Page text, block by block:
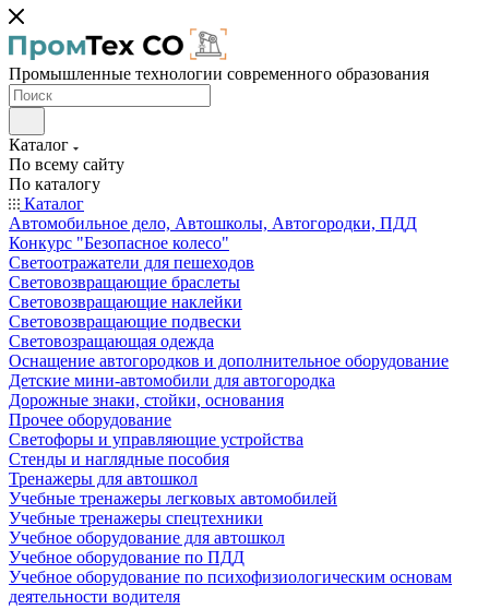
Промышленные технологии современного образования
Каталог
По всему сайту
По каталогу
Каталог
Автомобильное дело, Автошколы, Автогородки, ПДД
Конкурс "Безопасное колесо"
Светоотражатели для пешеходов
Световозвращающие браслеты
Световозвращающие наклейки
Световозвращающие подвески
Световозращающая одежда
Оснащение автогородков и дополнительное оборудование
Детские мини-автомобили для автогородка
Дорожные знаки, стойки, основания
Прочее оборудование
Светофоры и управляющие устройства
Стенды и наглядные пособия
Тренажеры для автошкол
Учебные тренажеры легковых автомобилей
Учебные тренажеры спецтехники
Учебное оборудование для автошкол
Учебное оборудование по ПДД
Учебное оборудование по психофизиологическим основам
деятельности водителя